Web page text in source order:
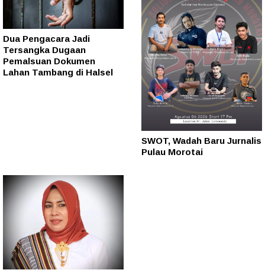
Dua Pengacara Jadi
Tersangka Dugaan
Pemalsuan Dokumen
Lahan Tambang di Halsel
SWOT, Wadah Baru Jurnalis
Pulau Morotai